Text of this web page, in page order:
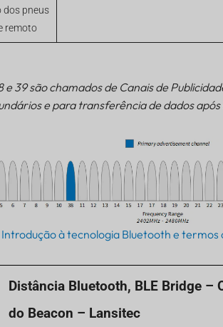
dos pneus
remoto
e 39 são chamados de Canais de
e para transferência de dados
à tecnologia Bluetooth e termos
Distância Bluetooth, BLE Bridge –
do Beacon – Lansitec